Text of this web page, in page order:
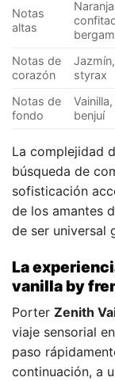
Notas
altas
Naranja
Notas de
corazón
styrax
Notas de
fondo
benjuí
La complejidad
búsqueda de
sofisticación
de los amantes
de ser universal
La
vanilla by
Porter Zenith
viaje sensorial
paso
continuación, a